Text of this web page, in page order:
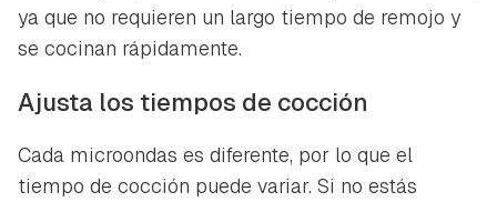
ya que no requieren un largo tiempo de remojo y
se cocinan rápidamente.
Ajusta los tiempos de cocción
Cada microondas es diferente, por lo que el
tiempo de cocción puede variar. Si no estás